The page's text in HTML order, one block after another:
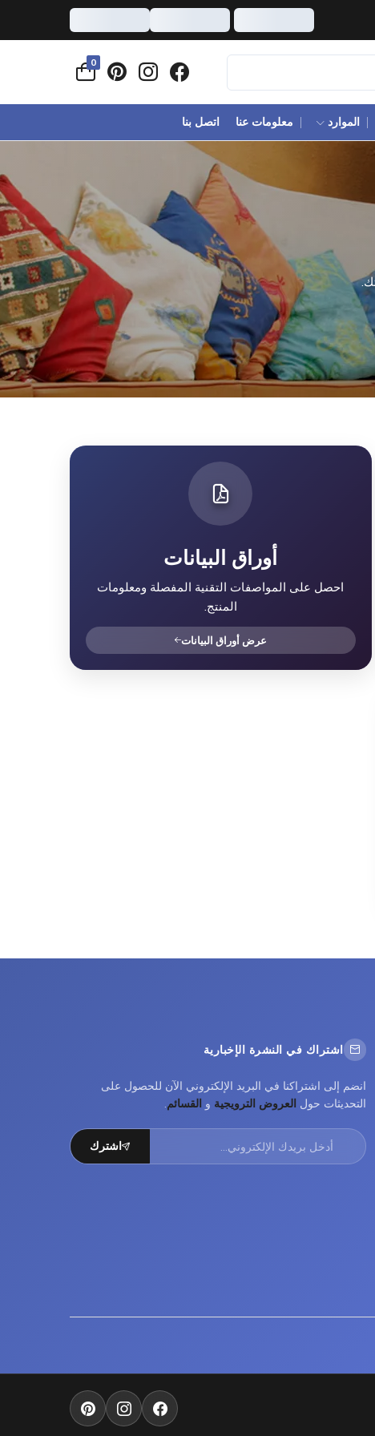
0
الموارد معلومات عنا اتصل بنا
أوراق البيانات
احصل على المواصفات التقنية المفصلة ومعلومات
المنتج.
عرض أوراق البيانات
اشتراك في النشرة الإخبارية
انضم إلى اشتراكنا في البريد الإلكتروني الآن للحصول على
التحديثات حول العروض الترويجية و القسائم.
اشترك